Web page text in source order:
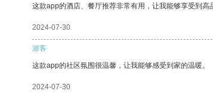
这款app的酒店、餐厅推荐非常有用，让我能够享受到高
2024-07-30
游客
这款app的社区氛围很温馨，让我能够感受到家的温暖。
2024-07-30